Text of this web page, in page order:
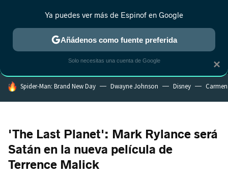
MENÚ NUEVO
ESTRENOS REALITY ANIME RANKINGS CINE
HOY SE HABLA DE
Spider-Man: Brand New Day Dwayne Johnson Disney
'The Last Planet': Mark Rylance será
Satán en la nueva película de
Terrence Malick
×
Ya puedes ver más de Espinof en Google
Añádenos como fuente preferida
Solo necesitas una cuenta de Google